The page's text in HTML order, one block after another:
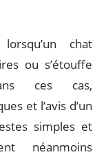
chat
ou s’étouffe
ces cas,
et l’avis d’un
simples et
néanmoins